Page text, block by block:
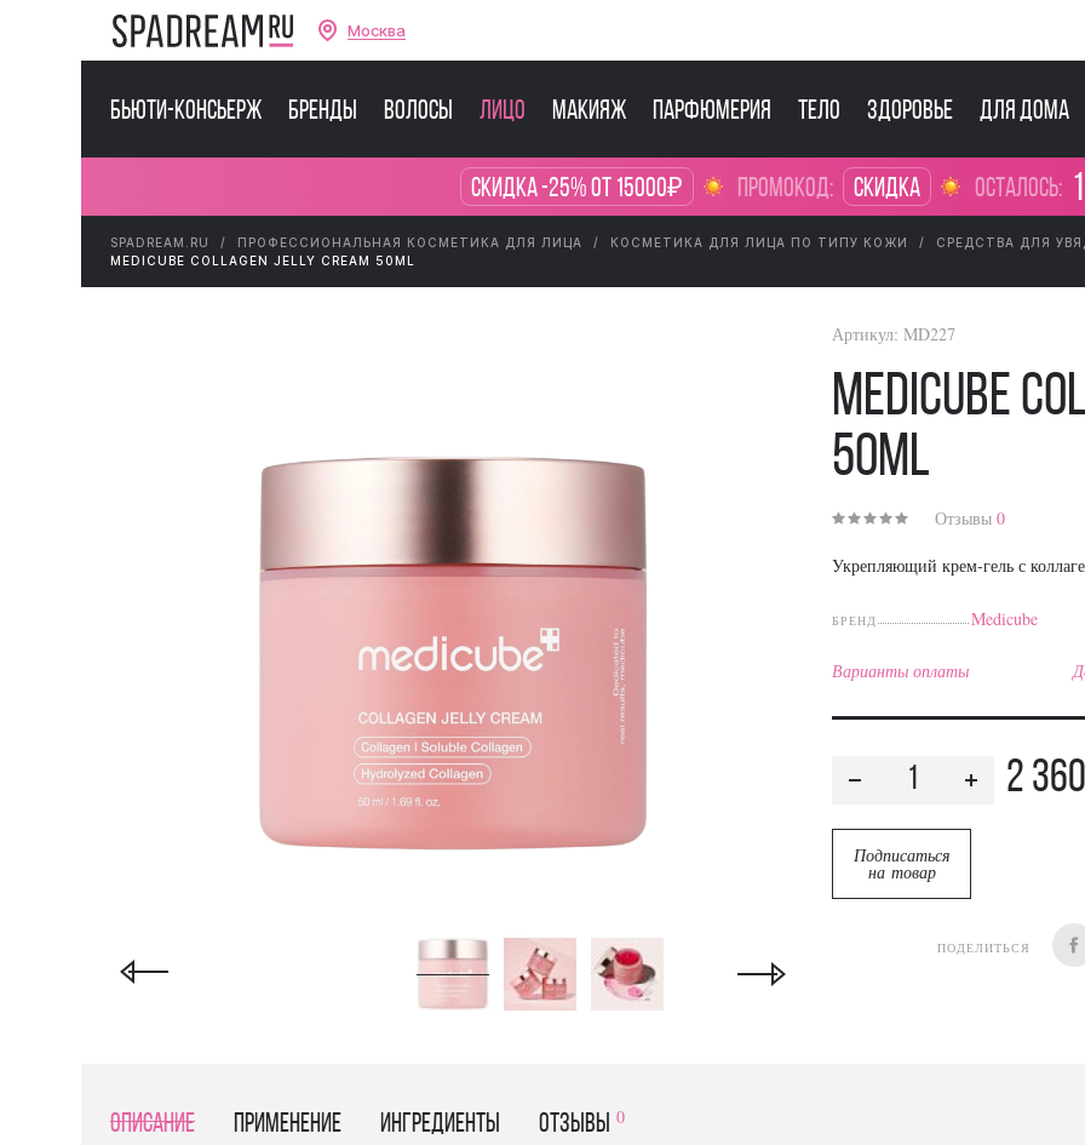
Москва
Бьюти-консьерж Бренды Волосы Лицо Макияж Парфюмерия Тело Здоровье Для дома
Скидка -25% от 15000₽ промокод: Скидка осталось:
SPADREAM.RU ПРОФЕССИОНАЛЬНАЯ КОСМЕТИКА ДЛЯ ЛИЦА КОСМЕТИКА ДЛЯ ЛИЦА ПО ТИПУ КОЖИ
СРЕДСТВА ДЛЯ
MEDICUBE COLLAGEN JELLY CREAM 50ML
Артикул: MD227
Medicube
50ml
Отзывы0
Укрепляющий крем-гель с
БРЕНД Medicube
Варианты оплаты
2 360
Подписаться
на товар
ПОДЕЛИТЬСЯ
Описание Применение Ингредиенты отзывы 0